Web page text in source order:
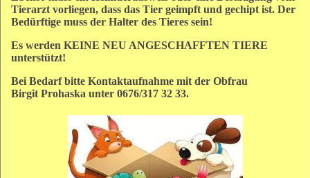
Tierarzt vorliegen, dass das Tier geimpft und gechipt ist. Der
Bedürftige muss der Halter des Tieres sein!
Es werden KEINE NEU ANGESCHAFFTEN TIERE
unterstützt!
Bei Bedarf bitte Kontaktaufnahme mit der Obfrau
Birgit Prohaska unter 0676/317 32 33.